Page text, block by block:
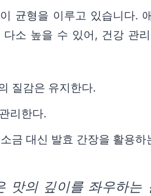
균형을 이루고 있습니다.
소 높을 수 있어, 건강 관
질감은 유지한다.
리한다.
금 대신 발효 간장을 활용하
맛의 깊이를 좌우하는